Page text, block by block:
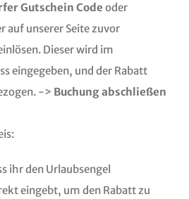
Gutschein Code oder
auf unserer Seite zuvor
Dieser wird im
eingegeben, und der Rabatt
-> Buchung abschließen
ihr den Urlaubsengel
eingebt, um den Rabatt zu